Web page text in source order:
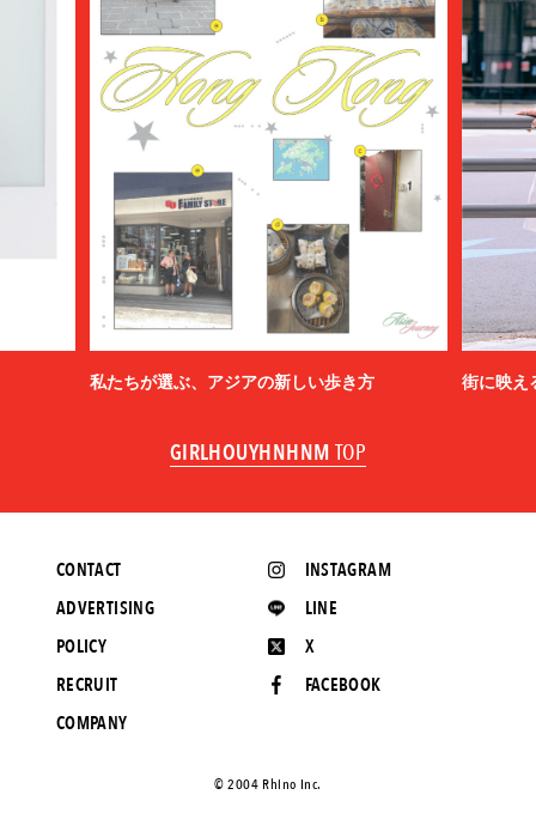
私たちが選ぶ、アジアの新しい歩き方 街に映え
GIRLHOUYHNHNM TOP
INSTAGRAM
LINE
X
FACEBOOK
CONTACT
ADVERTISING
POLICY
RECRUIT
COMPANY
©️ 2004 Rhino Inc.